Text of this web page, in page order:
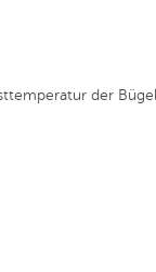
der